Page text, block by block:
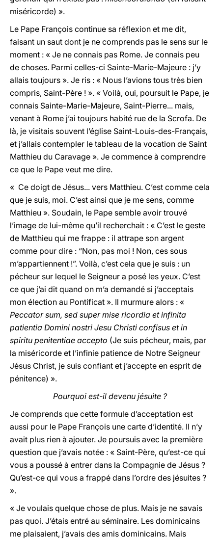
miséricorde) ».
Le Pape François continue sa réflexion et me dit,
faisant un saut dont je ne comprends pas le sens sur le
moment : « Je ne connais pas Rome. Je connais peu
de choses. Parmi celles-ci Sainte-Marie-Majeure : j’y
allais toujours ». Je ris : « Nous l’avions tous très bien
compris, Saint-Père ! ». « Voilà, oui, poursuit le Pape, je
connais Sainte-Marie-Majeure, Saint-Pierre... mais,
venant à Rome j’ai toujours habité rue de la Scrofa. De
là, je visitais souvent l’église Saint-Louis-des-Français,
et j’allais contempler le tableau de la vocation de Saint
Matthieu du Caravage ». Je commence à comprendre
ce que le Pape veut me dire.
« Ce doigt de Jésus... vers Matthieu. C’est comme cela
que je suis, moi. C’est ainsi que je me sens, comme
Matthieu ». Soudain, le Pape semble avoir trouvé
l’image de lui-même qu’il recherchait : « C’est le geste
de Matthieu qui me frappe : il attrape son argent
comme pour dire : “Non, pas moi ! Non, ces sous
m’appartiennent !”. Voilà, c’est cela que je suis : un
pécheur sur lequel le Seigneur a posé les yeux. C’est
ce que j’ai dit quand on m’a demandé si j’acceptais
mon élection au Pontificat ». Il murmure alors : «
Peccator sum, sed super mise ricordia et infinita
patientia Domini nostri Jesu Christi confisus et in
spiritu penitentiae accepto (Je suis pécheur, mais, par
la miséricorde et l’infinie patience de Notre Seigneur
Jésus Christ, je suis confiant et j’accepte en esprit de
pénitence) ».
Pourquoi est-il devenu jésuite ?
Je comprends que cette formule d’acceptation est
aussi pour le Pape François une carte d’identité. Il n’y
avait plus rien à ajouter. Je poursuis avec la première
question que j’avais notée : « Saint-Père, qu’est-ce qui
vous a poussé à entrer dans la Compagnie de Jésus ?
Qu’est-ce qui vous a frappé dans l’ordre des jésuites ?
».
« Je voulais quelque chose de plus. Mais je ne savais
pas quoi. J’étais entré au séminaire. Les dominicains
me plaisaient, j’avais des amis dominicains. Mais